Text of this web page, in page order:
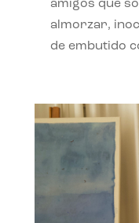
amigos que
almorzar,
de embutido